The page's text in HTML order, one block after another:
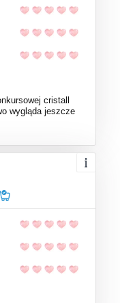
cristall
wygląda jeszcze